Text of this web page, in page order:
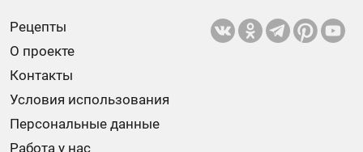
Рецепты
О проекте
Контакты
Условия использования
Персональные данные
Работа у нас